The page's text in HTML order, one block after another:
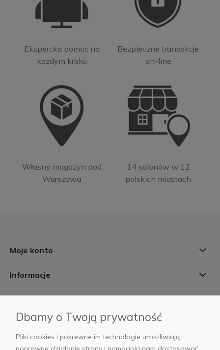
Ekspercka pomoc na
każdym kroku
Bezpieczne transakcje
on-line
Własny magazyn pod
Warszawą
14 salonów w 12
polskich miastach
Moje konto
Informacje
AB Foto
Dbamy o Twoją prywatność
Pliki cookies i pokrewne im technologie umożliwiają